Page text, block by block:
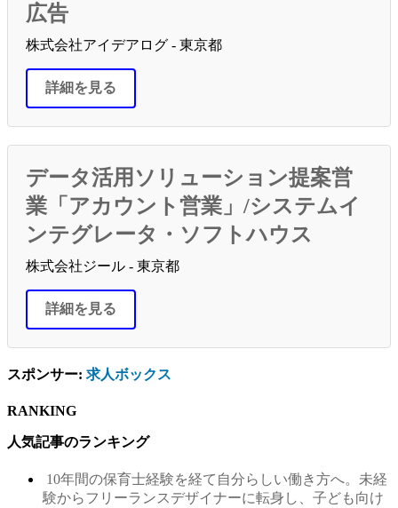
広告
株式会社アイデアログ - 東京都
詳細を見る
データ活用ソリューション提案営
業「アカウント営業」/システムイ
ンテグレータ・ソフトハウス
株式会社ジール - 東京都
詳細を見る
スポンサー: 求人ボックス
RANKING
人気記事のランキング
10年間の保育士経験を経て自分らしい働き方へ。未経
験からフリーランスデザイナーに転身し、子ども向け